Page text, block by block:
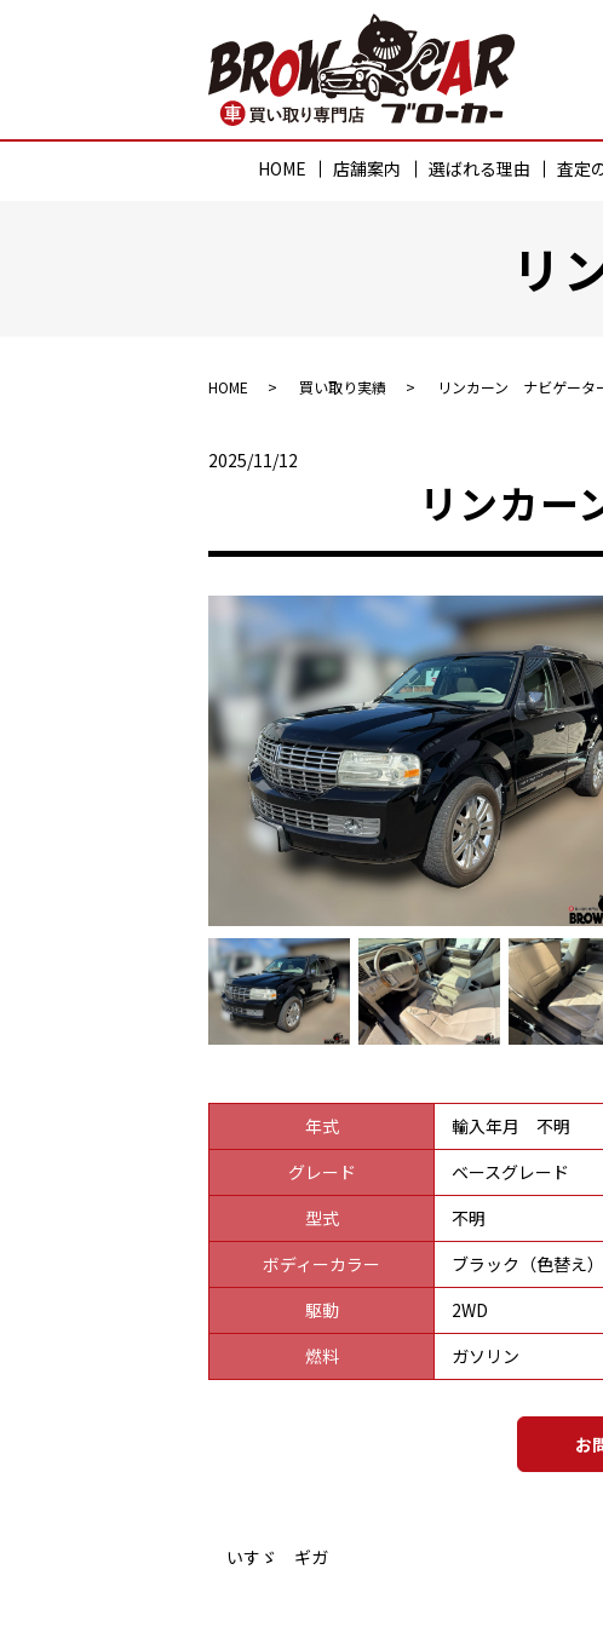
HOME 店舗案内 選ばれる理由 査定
リ
HOME 買い取り実績 リンカーン ナビゲータ
2025/11/12
リンカ
年式
輸入年月 不明
グレード
ベースグレード
型式
不明
ボディーカラー
ブラック（色替え）
駆動
2WD
燃料
ガソリン
お
いすゞ ギガ